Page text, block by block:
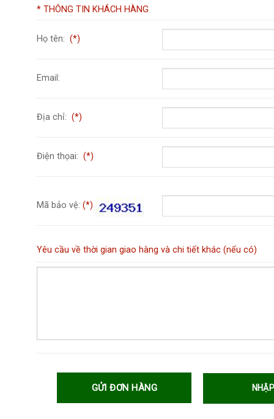
* THÔNG TIN KHÁCH HÀNG
Họ tên: (*)
Email:
Địa chỉ: (*)
Điện thọai: (*)
Mã bảo vệ: (*)
Yêu cầu về thời gian giao hàng và chi tiết khác (nếu có)